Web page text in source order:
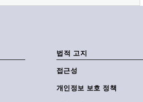
법적 고지
접근성
개인정보 보호 정책